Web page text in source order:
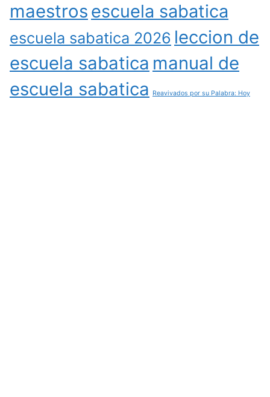
maestros escuela sabatica
escuela sabatica 2026 leccion de
escuela sabatica manual de
escuela sabatica
Reavivados por su Palabra: Hoy